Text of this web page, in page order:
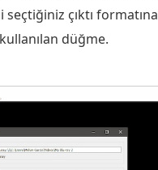
seçtiğiniz çıktı formatına
düğme.